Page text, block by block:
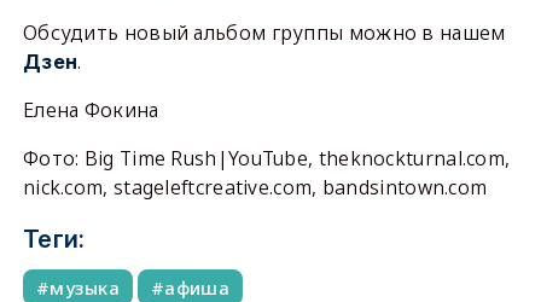
Обсудить новый альбом группы можно в нашем
Дзен.
Елена Фокина
Фото: Big Time Rush|YouTube, theknockturnal.com,
nick.com, stageleftcreative.com, bandsintown.com
Теги:
музыка афиша